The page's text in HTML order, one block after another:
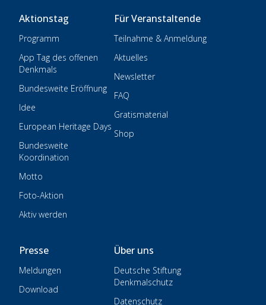
Aktionstag
Programm
App Tag des offenen
Denkmals
Bundesweite Eröffnung
Idee
European Heritage Days
Bundesweite
Koordination
Motto
Foto-Aktion
Aktiv werden
Für Veranstaltende
Teilnahme & Anmeldung
Aktuelles
Newsletter
FAQ
Gratismaterial
Shop
Presse
Meldungen
Download
Über uns
Deutsche Stiftung
Denkmalschutz
Datenschutz